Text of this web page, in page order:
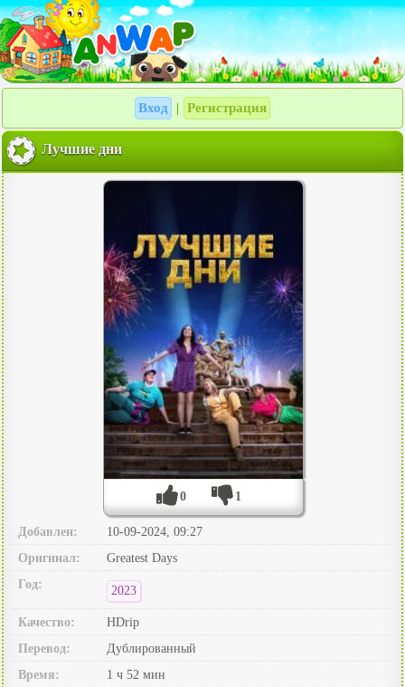
Вход Регистрация
Лучшие дни
0 1
Добавлен:
10-09-2024, 09:27
Оригинал:
Greatest Days
Год:
2023
Качество:
HDrip
Перевод:
Дублированный
Время:
1 ч 52 мин